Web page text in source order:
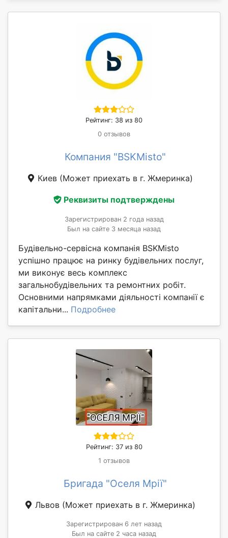
Рейтинг: 38 из 80
0 отзывов
Компания "BSKMisto"
Киев (Может приехать в г. Жмеринка)
Реквизиты подтверждены
Зарегистрирован 2 года назад
Был на сайте 3 месяца назад
Будівельно-сервісна компанія BSKMisto
успішно працює на ринку будівельних послуг,
ми виконує весь комплекс
загальнобудівельних та ремонтних робіт.
Основними напрямками діяльності компанії є
капітальни... Подробнее
Рейтинг: 37 из 80
1 отзывов
Бригада "Оселя Мрії"
Львов (Может приехать в г. Жмеринка)
Зарегистрирован 6 лет назад
Был на сайте 2 часа назад